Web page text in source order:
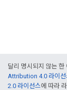
달리 명시되지 않는 한
Attribution 4.0 라이선
2.0 라이선스에 따라